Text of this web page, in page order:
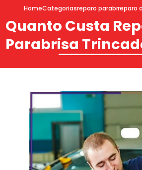
HomeCategoriasreparo parabrisas
reparo
Quanto Custa
Parabrisa